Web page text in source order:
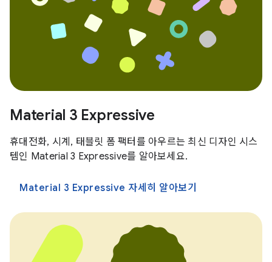
Material 3 Expressive
휴대전화, 시계, 태블릿 폼 팩터를 아우르는 최신 디자인 시스
템인 Material 3 Expressive를 알아보세요.
Material 3 Expressive 자세히 알아보기